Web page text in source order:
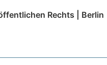
Rechts | Berlin